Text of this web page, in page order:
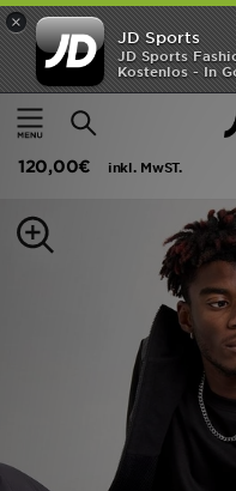
×
JD Sports
JD Sports
Kostenlos - In
Home
Herren
Berghaus Reacon 2.0
120,00€
inkl. MwST.
ANGEBOTE
Neuheiten
Kinder
Sport